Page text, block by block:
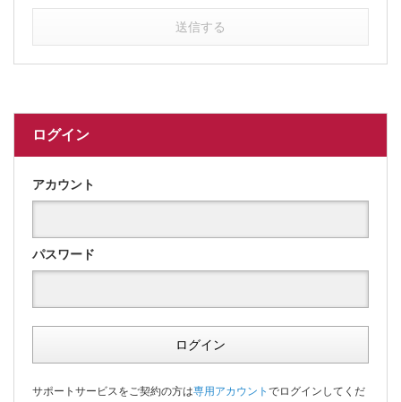
送信する
ログイン
アカウント
パスワード
ログイン
サポートサービスをご契約の方は専用アカウント でログインしてくだ